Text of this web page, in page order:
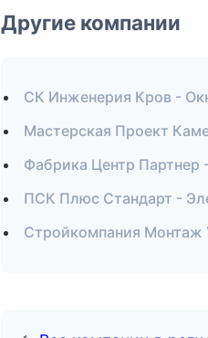
Другие компании
СК Инженерия Кров -
Мастерская Проект
Фабрика Центр Партнер
ПСК Плюс Стандарт -
Стройкомпания Монтаж